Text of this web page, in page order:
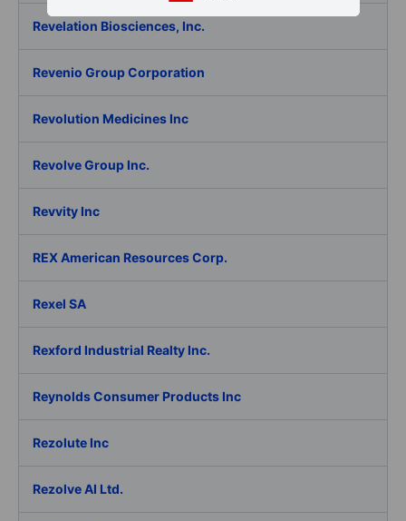
Revelation Biosciences, Inc.
Revenio Group Corporation
Revolution Medicines Inc
Revolve Group Inc.
Revvity Inc
REX American Resources Corp.
Rexel SA
Rexford Industrial Realty Inc.
Reynolds Consumer Products Inc
Rezolute Inc
Rezolve AI Ltd.